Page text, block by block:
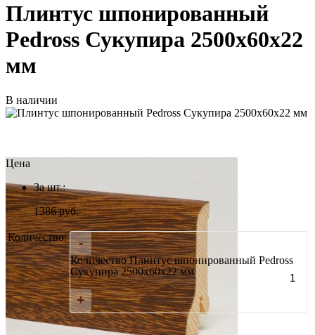
Плинтус шпонированный
Pedross Сукупира 2500х60х22
мм
В наличии
Цена
За шт.:
1386руб.
Количество: -
Количество Плинтус шпонированный Pedross
Сукупира 2500х60х22 мм
+
Итого: